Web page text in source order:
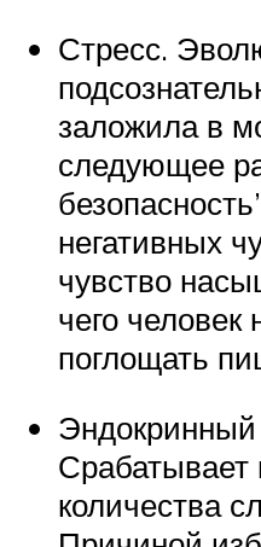
Стресс.
заложила в
следующее
негативных
чувство
чего человек
поглощать
Срабатывает
количества